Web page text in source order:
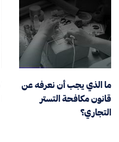
ما الذي يجب أن نعرفه عن
قانون مكافحة التستر
التجاري؟